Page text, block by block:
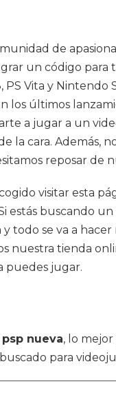
de
un código
PS Vita y
los últimos
a jugar a un
la cara.
reposar de
visitar esta
estás buscando
todo se va a
nuestra tienda
puedes jugar.
psp nueva, lo
para